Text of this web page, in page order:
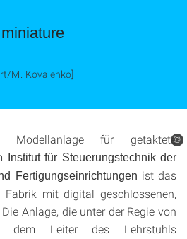
M. Kovalenko]
Modellanlage für getaktete
Institut für Steuerungstechnik der
Fertigungseinrichtungen ist das
Fabrik mit digital geschlossenen,
Anlage, die unter der Regie von
dem Leiter des Lehrstuhls
©